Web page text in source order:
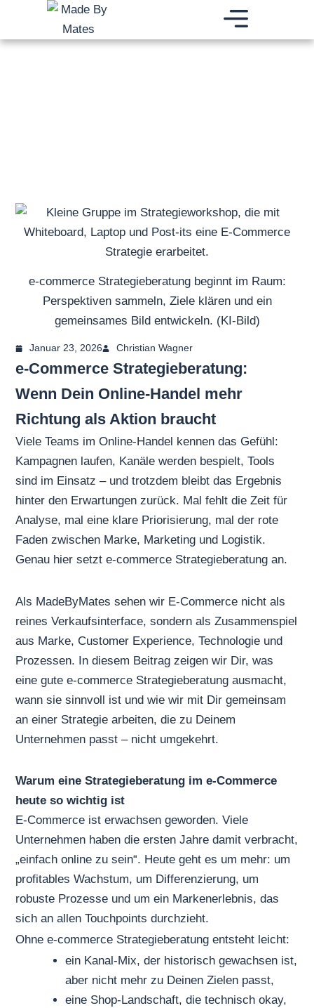
springen
e-commerce Strategieberatung beginnt im Raum:
Perspektiven sammeln, Ziele klären und ein
gemeinsames Bild entwickeln. (KI-Bild)
Januar 23, 2026 Christian Wagner
e-Commerce Strategieberatung:
Wenn Dein Online-Handel mehr
Richtung als Aktion braucht
Viele Teams im Online-Handel kennen das Gefühl:
Kampagnen laufen, Kanäle werden bespielt, Tools
sind im Einsatz – und trotzdem bleibt das Ergebnis
hinter den Erwartungen zurück. Mal fehlt die Zeit für
Analyse, mal eine klare Priorisierung, mal der rote
Faden zwischen Marke, Marketing und Logistik.
Genau hier setzt e-commerce Strategieberatung an.
Als MadeByMates sehen wir E-Commerce nicht als
reines Verkaufsinterface, sondern als Zusammenspiel
aus Marke, Customer Experience, Technologie und
Prozessen. In diesem Beitrag zeigen wir Dir, was
eine gute e-commerce Strategieberatung ausmacht,
wann sie sinnvoll ist und wie wir mit Dir gemeinsam
an einer Strategie arbeiten, die zu Deinem
Unternehmen passt – nicht umgekehrt.
Warum eine Strategieberatung im e-Commerce
heute so wichtig ist
E-Commerce ist erwachsen geworden. Viele
Unternehmen haben die ersten Jahre damit verbracht,
„einfach online zu sein“. Heute geht es um mehr: um
profitables Wachstum, um Differenzierung, um
robuste Prozesse und um ein Markenerlebnis, das
sich an allen Touchpoints durchzieht.
Ohne e-commerce Strategieberatung entsteht leicht:
ein Kanal-Mix, der historisch gewachsen ist,
aber nicht mehr zu Deinen Zielen passt,
eine Shop-Landschaft, die technisch okay,